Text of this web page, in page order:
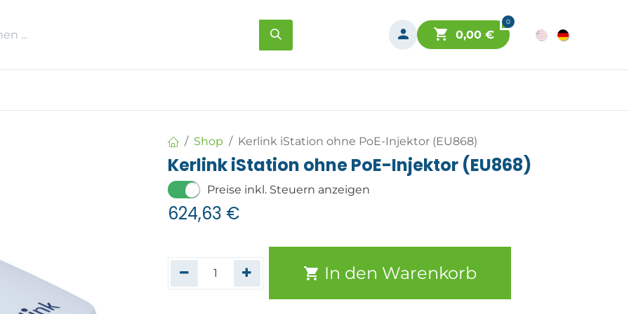
0
0,00€
Shop Kerlink iStation ohne PoE-Injektor (EU868)
Kerlink iStation ohne PoE-Injektor (EU868)
Preise inkl. Steuern anzeigen
624,63 €
In den Warenkorb